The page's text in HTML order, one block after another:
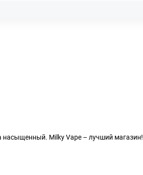
насыщенный. Milky Vape – лучший магазин!